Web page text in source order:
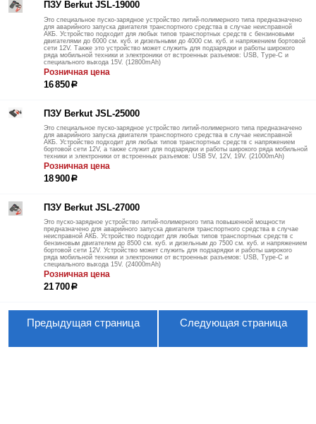
ПЗУ Berkut JSL-19000
Это специальное пуско-зарядное устройство литий-полимерного типа предназначено
для аварийного запуска двигателя транспортного средства в случае неисправной
АКБ. Устройство подходит для любых типов транспортных средств с бензиновыми
двигателями до 6000 см. куб. и дизельными до 4000 см. куб. и напряжением бортовой
сети 12V. Также это устройство может служить для подзарядки и работы широкого
ряда мобильной техники и электроники от встроенных разъемов: USB, Type-C и
специального выхода 15V. (12800mАh)
Розничная цена
16 850р
ПЗУ Berkut JSL-25000
Это специальное пуско-зарядное устройство литий-полимерного типа предназначено
для аварийного запуска двигателя транспортного средства в случае неисправной
АКБ. Устройство подходит для любых типов транспортных средств с напряжением
бортовой сети 12V, а также служит для подзарядки и работы широкого ряда мобильной
техники и электроники от встроенных разъемов: USB 5V, 12V, 19V. (21000mАh)
Розничная цена
18 900р
ПЗУ Berkut JSL-27000
Это пуско-зарядное устройство литий-полимерного типа повышенной мощности
предназначено для аварийного запуска двигателя транспортного средства в случае
неисправной АКБ. Устройство подходит для любых типов транспортных средств с
бензиновым двигателем до 8500 см. куб. и дизельным до 7500 см. куб. и напряжением
бортовой сети 12V. Устройство может служить для подзарядки и работы широкого
ряда мобильной техники и электроники от встроенных разъемов: USB, Type-C и
специального выхода 15V. (24000mАh)
Розничная цена
21 700р
Предыдущая страница Следующая страница